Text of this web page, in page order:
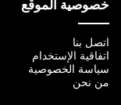
خصوصية الموقع
اتصل بنا
اتفاقية الإستخدام
سياسة الخصوصية
من نحن